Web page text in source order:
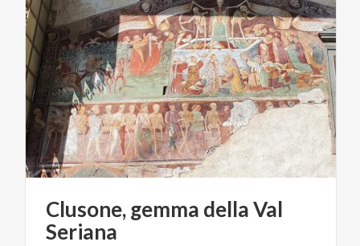
Clusone,gemma dellaVal
Seriana